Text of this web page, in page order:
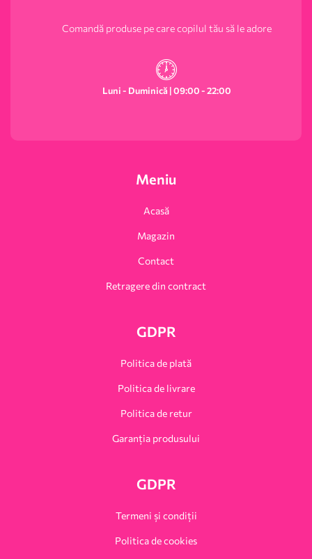
Comandă produse pe care copilul tău să le adore
Luni - Duminică | 09:00 - 22:00
Meniu
Acasă
Magazin
Contact
Retragere din contract
GDPR
Politica de plată
Politica de livrare
Politica de retur
Garanția produsului
GDPR
Termeni și condiții
Politica de cookies